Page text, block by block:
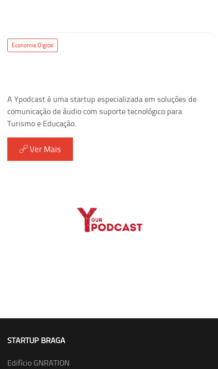
Economia Digital
A Ypodcast é uma startup especializada em soluções de
comunicação de áudio com suporte tecnológico para
Turismo e Educação.
Ver Mais
STARTUP BRAGA
Edifício GNRATION